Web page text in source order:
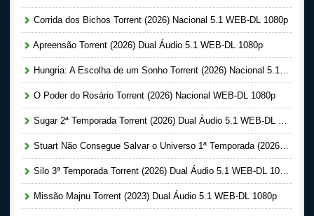
Corrida dos Bichos Torrent (2026) Nacional 5.1 WEB-DL 1080p
Apreensão Torrent (2026) Dual Áudio 5.1 WEB-DL 1080p
Hungria: A Escolha de um Sonho Torrent (2026) Nacional 5.1 WEB-DL 1080p
O Poder do Rosário Torrent (2026) Nacional WEB-DL 1080p
Sugar 2ª Temporada Torrent (2026) Dual Áudio 5.1 WEB-DL 1080p
Stuart Não Consegue Salvar o Universo 1ª Temporada (2026) Dual Áudio 5.1 WEB-DL 1080p
Silo 3ª Temporada Torrent (2026) Dual Áudio 5.1 WEB-DL 1080p
Missão Majnu Torrent (2023) Dual Áudio 5.1 WEB-DL 1080p